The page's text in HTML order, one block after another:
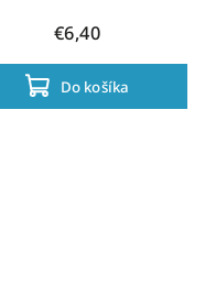
€6,40
Do košíka